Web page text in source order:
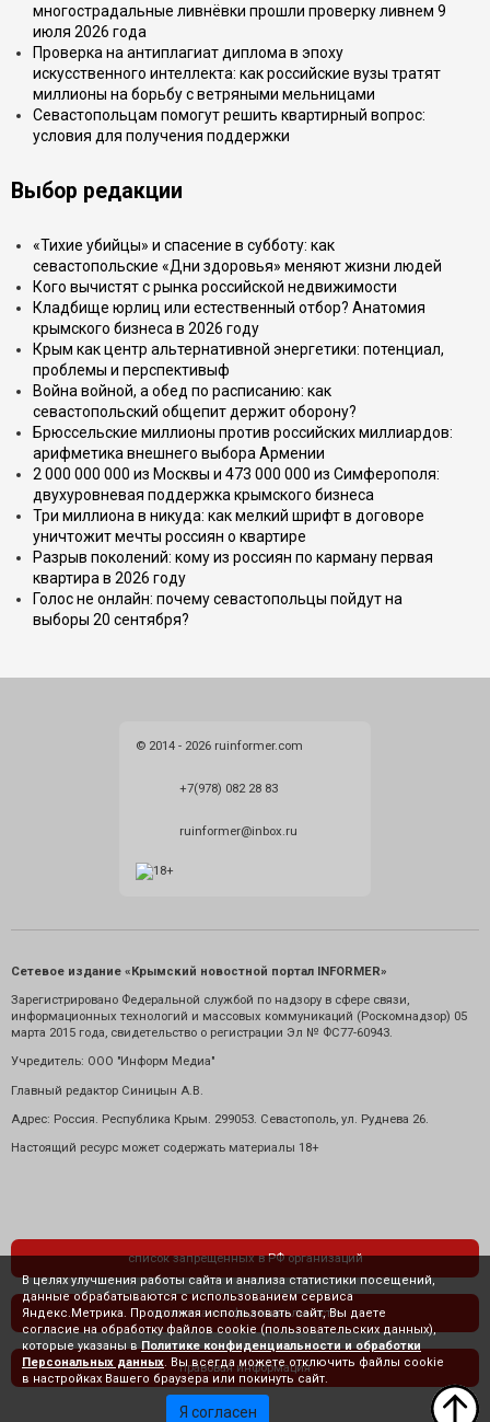
многострадальные ливнёвки прошли проверку ливнем 9
июля 2026 года
Проверка на антиплагиат диплома в эпоху
искусственного интеллекта: как российские вузы тратят
миллионы на борьбу с ветряными мельницами
Севастопольцам помогут решить квартирный вопрос:
условия для получения поддержки
Выбор редакции
«Тихие убийцы» и спасение в субботу: как
севастопольские «Дни здоровья» меняют жизни людей
Кого вычистят с рынка российской недвижимости
Кладбище юрлиц или естественный отбор? Анатомия
крымского бизнеса в 2026 году
Крым как центр альтернативной энергетики: потенциал,
проблемы и перспективыф
Война войной, а обед по расписанию: как
севастопольский общепит держит оборону?
Брюссельские миллионы против российских миллиардов:
арифметика внешнего выбора Армении
2 000 000 000 из Москвы и 473 000 000 из Симферополя:
двухуровневая поддержка крымского бизнеса
Три миллиона в никуда: как мелкий шрифт в договоре
уничтожит мечты россиян о квартире
Разрыв поколений: кому из россиян по карману первая
квартира в 2026 году
Голос не онлайн: почему севастопольцы пойдут на
выборы 20 сентября?
© 2014 - 2026 ruinformer.com
+7(978) 082 28 83
ruinformer@inbox.ru
Сетевое издание «Крымский новостной портал INFORMER»
Зарегистрировано Федеральной службой по надзору в сфере связи,
информационных технологий и массовых коммуникаций (Роскомнадзор) 05
марта 2015 года, свидетельство о регистрации Эл № ФС77-60943.
Учредитель: ООО "Информ Медиа"
Главный редактор Синицын А.В.
Адрес: Россия. Республика Крым. 299053. Севастополь, ул. Руднева 26.
Настоящий ресурс может содержать материалы 18+
список запрещенных в РФ организаций
политика конфиденциальности
правовая информация
В целях улучшения работы сайта и анализа статистики посещений,
данные обрабатываются с использованием сервиса
Яндекс.Метрика. Продолжая использовать сайт, Вы даете
согласие на обработку файлов cookie (пользовательских данных),
которые указаны в Политике конфиденциальности и обработки
Персональных данных . Вы всегда можете отключить файлы cookie
в настройках Вашего браузера или покинуть сайт.
Я согласен